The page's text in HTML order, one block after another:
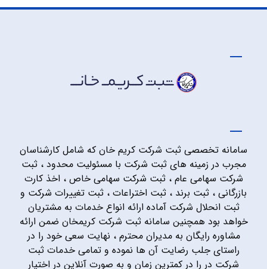
سامانه تخصصی ثبت شرکت کریم خان که شامل کارشناسان
مجرب در زمینه های ثبت شرکت با مسئولیت محدود ، ثبت
شرکت سهامی عام ، ثبت شرکت سهامی خاص ، اخذ کارت
بازرگانی ، ثبت برند ، ثبت اختراعات ، ثبت تغییرات شرکت و
ثبت انحلال شرکت آماده ارائه انواع خدمات به مشتریان
خواهد بود همچنین سامانه ثبت شرکت کریمخان ضمن ارائه
مشاوره رایگان به مدیران محترم ، نهایت سعی خود را در
راستای جلب رضایت آن ها نموده و تمامی خدمات ثبت
شرکت در را در کمترین زمان و به صورت آنلاین در اختیار